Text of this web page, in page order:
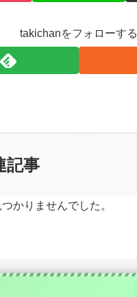
takichanをフォローする
記事
かりませんでした。